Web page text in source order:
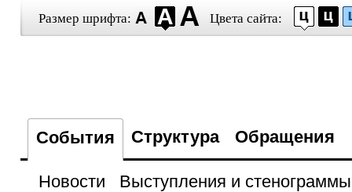
Размер шрифта: Цвета сайта:
События Структура Обращения
Новости
Выступления и стенограммы